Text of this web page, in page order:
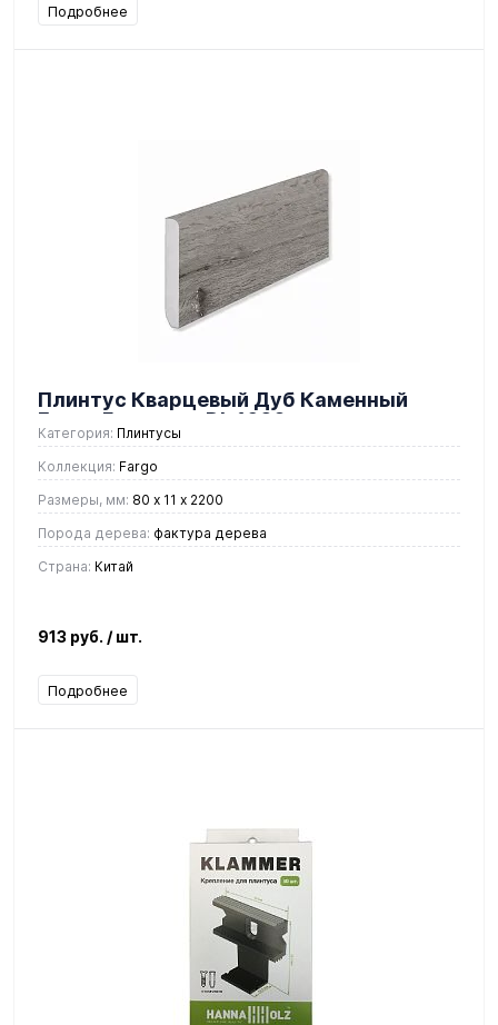
Подробнее
Плинтус Кварцевый Дуб Каменный
Берег Градиент DL 1602
Категория: Плинтусы
Коллекция: Fargo
Размеры, мм: 80 х 11 х 2200
Порода дерева: фактура дерева
Страна: Китай
913 руб. / шт.
Подробнее